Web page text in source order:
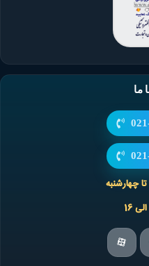
ما
چهارشنبه